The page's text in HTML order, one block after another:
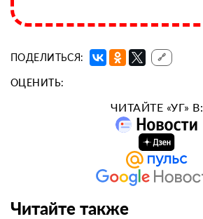
ПОДЕЛИТЬСЯ: 🔗
ОЦЕНИТЬ:
ЧИТАЙТЕ «УГ» В:
Читайте также